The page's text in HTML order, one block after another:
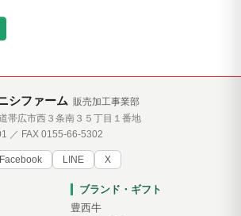
シファーム 販売加工事業部
帯広市西３条南３５丁目１番地
／ FAX 0155-66-5302
Facebook LINE X
ブランド・ギフト
豊西牛